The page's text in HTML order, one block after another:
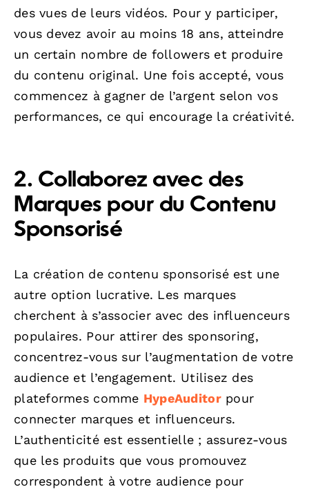
des vues de leurs vidéos. Pour y participer,
vous devez avoir au moins 18 ans, atteindre
un certain nombre de followers et produire
du contenu original. Une fois accepté, vous
commencez à gagner de l’argent selon vos
performances, ce qui encourage la créativité.
2. Collaborez avec des
Marques pour du Contenu
Sponsorisé
La création de contenu sponsorisé est une
autre option lucrative. Les marques
cherchent à s’associer avec des influenceurs
populaires. Pour attirer des sponsoring,
concentrez-vous sur l’augmentation de votre
audience et l’engagement. Utilisez des
plateformes comme HypeAuditorpour
connecter marques et influenceurs.
L’authenticité est essentielle ; assurez-vous
que les produits que vous promouvez
correspondent à votre audience pour